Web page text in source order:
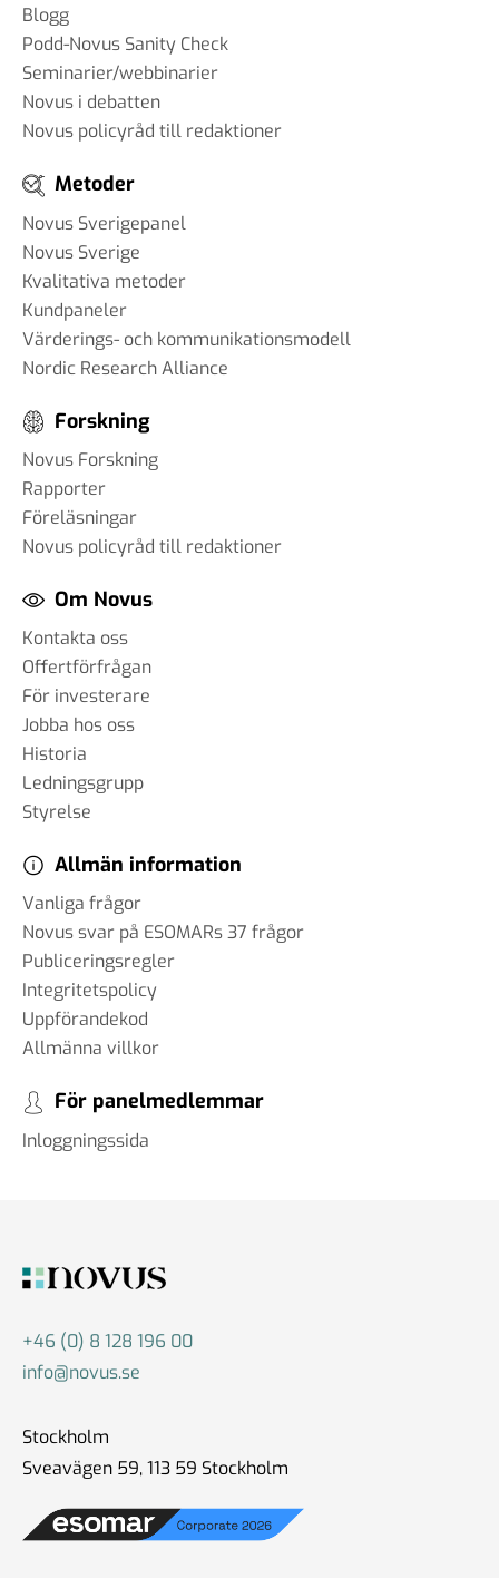
Blogg
Podd-Novus Sanity Check
Seminarier/webbinarier
Novus i debatten
Novus policyråd till redaktioner
Metoder
Novus Sverigepanel
Novus Sverige
Kvalitativa metoder
Kundpaneler
Värderings- och kommunikationsmodell
Nordic Research Alliance
Forskning
Novus Forskning
Rapporter
Föreläsningar
Novus policyråd till redaktioner
Om Novus
Kontakta oss
Offertförfrågan
För investerare
Jobba hos oss
Historia
Ledningsgrupp
Styrelse
Allmän information
Vanliga frågor
Novus svar på ESOMARs 37 frågor
Publiceringsregler
Integritetspolicy
Uppförandekod
Allmänna villkor
För panelmedlemmar
Inloggningssida
+46 (0) 8 128 196 00
info@novus.se
Stockholm
Sveavägen 59, 113 59 Stockholm